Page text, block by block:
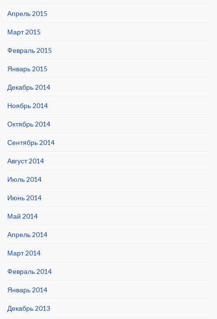
Апрель 2015
Март 2015
Февраль 2015
Январь 2015
Декабрь 2014
Ноябрь 2014
Октябрь 2014
Сентябрь 2014
Август 2014
Июль 2014
Июнь 2014
Май 2014
Апрель 2014
Март 2014
Февраль 2014
Январь 2014
Декабрь 2013